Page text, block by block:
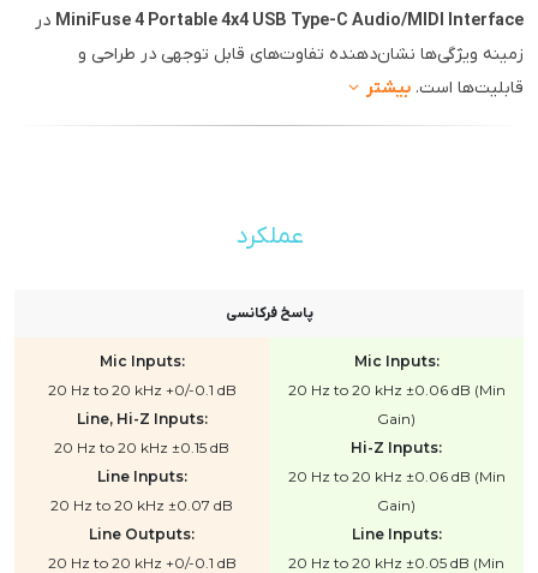
MiniFuse 4 Portable 4x4 USB Type-C Audio/MIDI Interface در
زمینه ویژگی‌ها نشان‌دهنده تفاوت‌های قابل توجهی در طراحی و
قابلیت‌ها است. بیشتر
عملکرد
پاسخ فرکانسی
Mic Inputs:
20 Hz to 20 kHz ±0.06 dB (Min
Gain)
Hi-Z Inputs:
20 Hz to 20 kHz ±0.06 dB (Min
Gain)
Line Inputs:
20 Hz to 20 kHz ±0.05 dB (Min
Mic Inputs:
20 Hz to 20 kHz +0/-0.1 dB
Line, Hi-Z Inputs:
20 Hz to 20 kHz ±0.15 dB
Line Inputs:
20 Hz to 20 kHz ±0.07 dB
Line Outputs:
20 Hz to 20 kHz +0/-0.1 dB